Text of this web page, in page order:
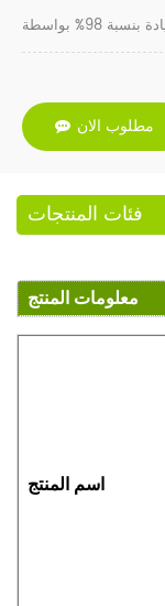
مطلوب الان
فئات المنتجات
معلومات المنتج
اسم المنتج